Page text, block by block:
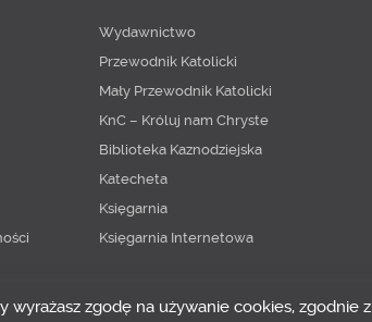
Wydawnictwo
Przewodnik Katolicki
Mały Przewodnik Katolicki
KnC – Króluj nam Chryste
Biblioteka Kaznodziejska
Katecheta
Księgarnia
Księgarnia Internetowa
wyrażasz zgodę na używanie cookies, zgodnie z